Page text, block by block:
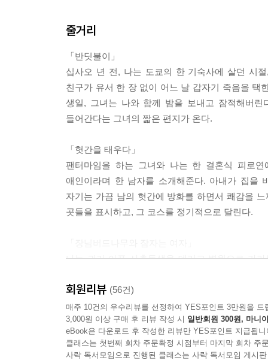
줄거리
「반딧불이」
십사오 년 전, 나는 도쿄의 한 기숙사에 살던 시
친구가 유서 한 장 없이 어느 날 갑자기 죽음을 택
생일, 그녀는 나와 함께 밤을 보내고 잠적해버
들어간다는 그녀의 짧은 편지가 온다.
「헛간을 태우다」
팬터마임을 하는 그녀와 나는 한 결혼식 피로
애인이라며 한 남자를 소개해준다. 아내가 집을
자기는 가끔 남의 헛간에 방화를 하면서 쾌감을
곳들을 표시하고, 그 코스를 정기적으로 달린다.
나는 귀가 아픈 사촌동생을 데리고 병원으로 가
처음이었다. 나는 그녀의 아름다운 얼굴과 환자
기묘한 이야기를 떠올린다.
「춤추는 난쟁이」
코끼리 공장에서 일하는 나는 더없이 아름답게
회원리뷰 (56건)
매주 10건의 우수리뷰를 선정하여 YES포인트 3만원을 드
3,000원 이상 구매 후 리뷰 작성 시 일반회원 300원, 마니
eBook은 다운로드 후 작성한 리뷰만 YES포인트 지급됩니
클래스는 첫번째 회차 주문확정 시점부터 마지막 회차 주
사락 독서모임으로 진행된 클래스는 사락 독서모임 게시